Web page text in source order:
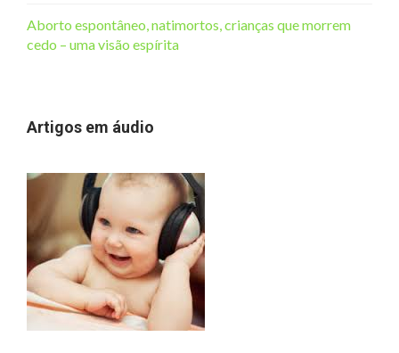
Aborto espontâneo, natimortos, crianças que morrem
cedo – uma visão espírita
Artigos em áudio